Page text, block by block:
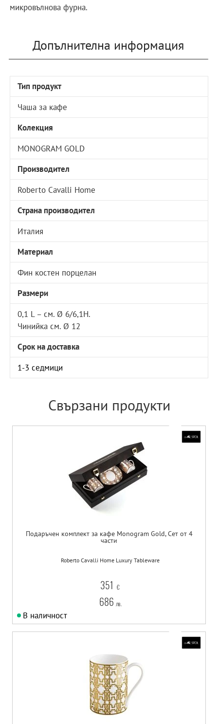
микровълнова фурна.
Допълнителна информация
Тип продукт
Чаша за кафе
Колекция
MONOGRAM GOLD
Производител
Roberto Cavalli Home
Страна производител
Италия
Материал
Фин костен порцелан
Размери
0,1 L – см. Ø 6/6,1Н.
Чинийка см. Ø 12
Срок на доставка
1-3 седмици
Свързани продукти
Подаръчен комплект за кафе Monogram Gold, Сет от 4
части
Roberto Cavalli Home Luxury Tableware
351 €
686 лв.
В наличност